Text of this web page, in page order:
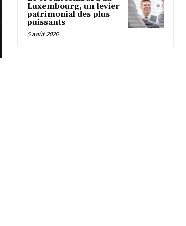
Luxembourg, un levier
patrimonial des plus
puissants
5 août 2026